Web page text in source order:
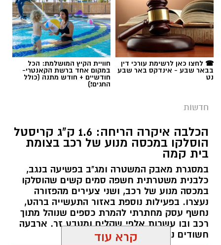
☎ לחצו כאן לרשימת עורכי דין
בבאר שבע - אינדקס באר שבע
נט
חוויית הקיץ המושלמת: הכל
במקום אחד ברשת הקאנטרי-
חודשיים + חודש מתנה (כולל
החגים!)
חדשות
הכלבה איקרה הריחה: 1.6 ק"ג קריסטל
הוסלקו במכסה מנוע של רכב בצומת
בית קמה
במסגרת מאבק המשטרה ומג"ב בפשיעה בנגב,
כלבנית משטרתית חשפה סמים קשים שהוסלקו
במכסה מנוע של רכב, ושני צעירים מהפזורה
נעצרו. בפעילות נוספת באזור התעשייה ברהט,
נחשף עסק מחתרתי להמרת כספים שנוהל מתוך
רכב ובו עשרות אלפי שקלים ומטבע זר. ארבעה
חשודים נעצרו בסך הכל.
קרא עוד